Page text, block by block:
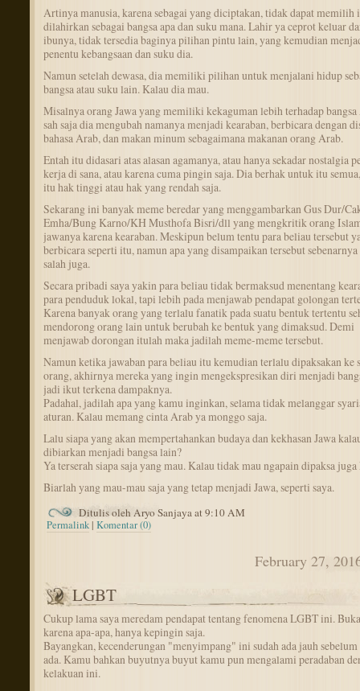
Artinya manusia, karena sebagai yang diciptakan, tidak dapat memilih
dilahirkan sebagai bangsa apa dan suku mana. Lahir ya ceprot keluar
ibunya, tidak tersedia baginya pilihan pintu lain, yang kemudian
penentu kebangsaan dan suku dia.
Namun setelah dewasa, dia memiliki pilihan untuk menjalani hidup
bangsa atau suku lain. Kalau dia mau.
Misalnya orang Jawa yang memiliki kekaguman lebih terhadap bangsa
sah saja dia mengubah namanya menjadi kearaban, berbicara dengan
bahasa Arab, dan makan minum sebagaimana makanan orang Arab.
Entah itu didasari atas alasan agamanya, atau hanya sekadar nostalgia
kerja di sana, atau karena cuma pingin saja. Dia berhak untuk itu
itu hak tinggi atau hak yang rendah saja.
Sekarang ini banyak meme beredar yang menggambarkan Gus Dur/
Emha/Bung Karno/KH Musthofa Bisri/dll yang mengkritik orang
jawanya karena kearaban. Meskipun belum tentu para beliau tersebut
berbicara seperti itu, namun apa yang disampaikan tersebut
salah juga.
Secara pribadi saya yakin para beliau tidak bermaksud menentang
para penduduk lokal, tapi lebih pada menjawab pendapat golongan
Karena banyak orang yang terlalu fanatik pada suatu bentuk tertentu
mendorong orang lain untuk berubah ke bentuk yang dimaksud. Demi
menjawab dorongan itulah maka jadilah meme-meme tersebut.
Namun ketika jawaban para beliau itu kemudian terlalu dipaksakan ke
orang, akhirnya mereka yang ingin mengekspresikan diri menjadi
jadi ikut terkena dampaknya.
Padahal, jadilah apa yang kamu inginkan, selama tidak melanggar
aturan. Kalau memang cinta Arab ya monggo saja.
Lalu siapa yang akan mempertahankan budaya dan kekhasan Jawa
dibiarkan menjadi bangsa lain?
Ya terserah siapa saja yang mau. Kalau tidak mau ngapain dipaksa juga
Biarlah yang mau-mau saja yang tetap menjadi Jawa, seperti saya.
Ditulis oleh Aryo Sanjaya at 9:10 AM
Permalink |Komentar (0)
February 27,
LGBT
Cukup lama saya meredam pendapat tentang fenomena LGBT ini.
karena apa-apa, hanya kepingin saja.
Bayangkan, kecenderungan "menyimpang" ini sudah ada jauh
ada. Kamu bahkan buyutnya buyut kamu pun mengalami peradaban
kelakuan ini.